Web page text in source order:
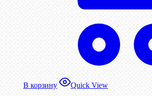
В корзину Quick View